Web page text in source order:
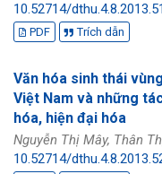
10.52714/dthu.4.8.2013.51
PDF Trích dẫn
Văn hóa sinh thái
Việt Nam và những
hóa, hiện đại hóa
Nguyễn Thị Mây, Thân
10.52714/